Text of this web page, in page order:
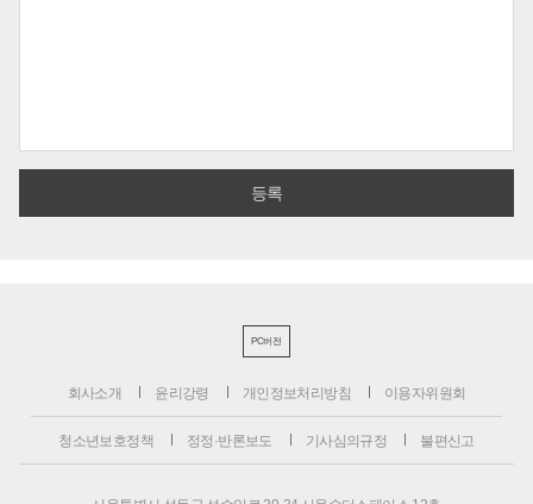
PC버전
회사소개 윤리강령 개인정보처리방침 이용자위원회
청소년보호정책 정정·반론보도 기사심의규정 불편신고